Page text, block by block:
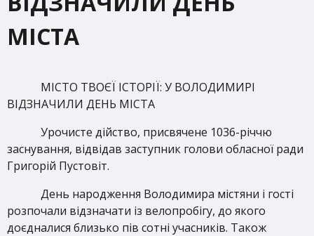
МІСТА
МІСТО ТВОЄЇ ІСТОРІЇ: У ВОЛОДИМИРІ
ВІДЗНАЧИЛИ ДЕНЬ МІСТА
Урочисте дійство, присвячене 1036-річчю
заснування, відвідав заступник голови обласної ради
Григорій Пустовіт.
День народження Володимира містяни і гості
розпочали відзначати із велопробігу, до якого
доєдналися близько пів сотні учасників. Також